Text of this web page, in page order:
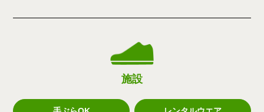
施設